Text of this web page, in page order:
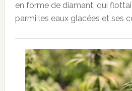
en forme de diamant, qui
parmi les eaux glacées et ses